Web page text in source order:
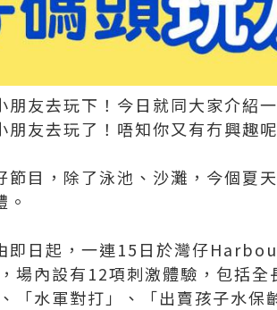
朋友去玩下！今日就同大家介紹
友去玩了！唔知你又有冇興趣呢
節目，除了泳池、沙灘，今個夏
即日起，一連15日於灣仔
場內設有12項刺激體驗，包括
「水軍對打」、「出賣孩子水保